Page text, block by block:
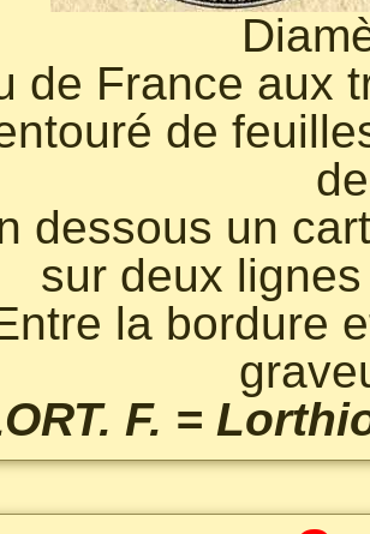
de France aux
de
dessous un
sur deux
la bordure
F. =